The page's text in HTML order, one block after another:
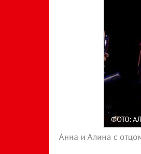
ФОТО:
Анна и Алина с